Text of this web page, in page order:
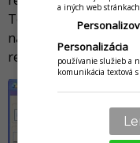
Toto naviazanie
následne kliknutím na
recept, s ktorým
a iných web
Personalizácia
používanie služieb a
komunikácia textová